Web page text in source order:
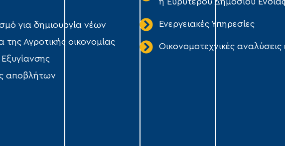
για δημιουργία νέων
Αγροτικής οικονομίας
αποβλήτων
ή Ευρύτερου Δημοσίου
Ενεργειακές Υπηρεσίες
Οικονομοτεχνικές